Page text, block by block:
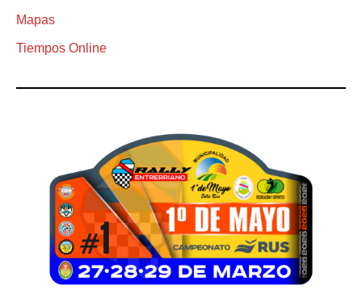
Mapas
Tiempos Online